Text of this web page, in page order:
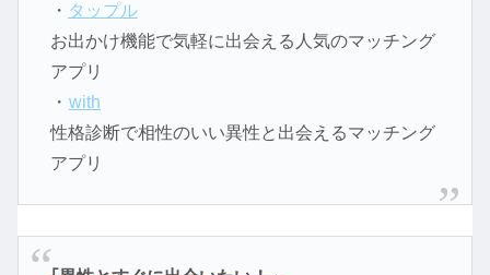
・ タップル
お出かけ機能で気軽に出会える人気のマッチング
アプリ
・ with
性格診断で相性のいい異性と出会えるマッチング
アプリ